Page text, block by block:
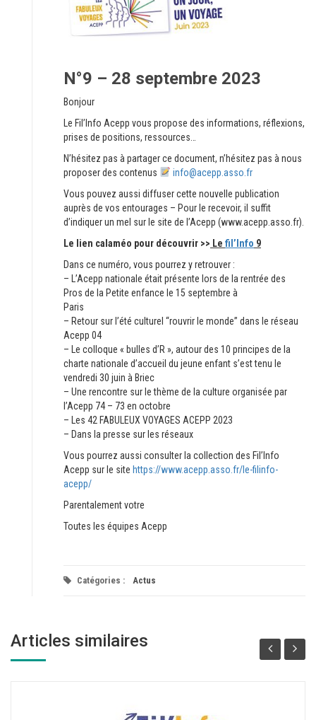
N°9 – 28 septembre 2023
Bonjour
Le Fil’Info Acepp vous propose des informations, réflexions,
prises de positions, ressources…
N’hésitez pas à partager ce document, n’hésitez pas à nous
proposer des contenus
info@acepp.asso.fr
Vous pouvez aussi diffuser cette nouvelle publication
auprès de vos entourages – Pour le recevoir, il suffit
d’indiquer un mel sur le site de l’Acepp (www.acepp.asso.fr).
Le lien calaméo pour découvrir >> Le fil’Info 9
Dans ce numéro, vous pourrez y retrouver :
– L’Acepp nationale était présente lors de la rentrée des
Pros de la Petite enfance le 15 septembre à
Paris
– Retour sur l’été culturel “rouvrir le monde” dans le réseau
Acepp 04
– Le colloque « bulles d’R », autour des 10 principes de la
charte nationale d’accueil du jeune enfant s’est tenu le
vendredi 30 juin à Briec
– Une rencontre sur le thème de la culture organisée par
l’Acepp 74 – 73 en octobre
– Les 42 FABULEUX VOYAGES ACEPP 2023
– Dans la presse sur les réseaux
Vous pourrez aussi consulter la collection des Fil’Info
Acepp sur le site https://www.acepp.asso.fr/le-filinfo-
acepp/
Parentalement votre
Toutes les équipes Acepp
Catégories : Actus
Articles similaires